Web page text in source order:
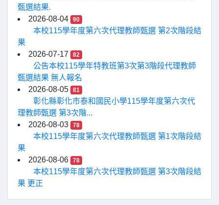
甄選結果.
2026-08-04
90
本校115學年度第六次代理教師甄選 第2次階段結
果
2026-07-17
82
公告本校115學年特教班第3次第3階段代理教師
甄選結果 無人報名
2026-08-05
81
彰化縣彰化市泰和國民小學115學年度第六次代
理教師甄選 第3次階...
2026-08-03
78
本校115學年度第六次代理教師甄選 第1次階段結
果
2026-08-06
78
本校115學年度第六次代理教師甄選 第3次階段結
果 更正